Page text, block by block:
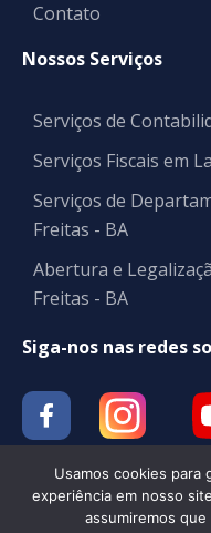
Contato
Nossos Serviços
Serviços de
Serviços Fiscais em
Serviços de
Freitas - BA
Abertura e
Freitas - BA
Siga-nos nas redes
Usamos cookies para
experiência em nosso
assumiremos